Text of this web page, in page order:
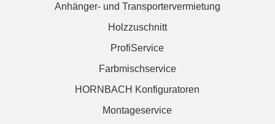
Anhänger- und Transportervermietung
Holzzuschnitt
ProfiService
Farbmischservice
HORNBACH Konfiguratoren
Montageservice